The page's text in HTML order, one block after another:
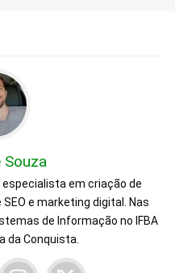
Souza
em criação de
e marketing digital. Nas
de Informação no IFBA
da Conquista.